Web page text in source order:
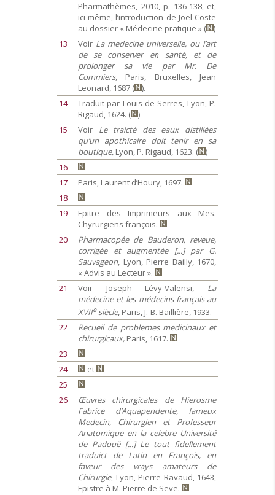
Pharmathèmes, 2010, p. 136-138, et,
ici même, l’introduction de Joël Coste
au dossier « Médecine pratique » (
)
13
Voir La medecine universelle, ou l’art
de se conserver en santé, et de
prolonger sa vie par Mr. De
Commiers, Paris, Bruxelles, Jean
Leonard, 1687 (
).
14
Traduit par Louis de Serres, Lyon, P.
Rigaud, 1624. (
)
15
Voir Le traicté des eaux distillées
qu’un apothicaire doit tenir en sa
boutique, Lyon, P. Rigaud, 1623. (
)
16
17
Paris, Laurent d’Houry, 1697.
18
19
Epitre des Imprimeurs aux Mes.
Chyrurgiens françois.
20
Pharmacopée de Bauderon, reveue,
corrigée et augmentée [...] par G.
Sauvageon, Lyon, Pierre Bailly, 1670,
« Advis au Lecteur ».
21
Voir Joseph Lévy-Valensi, La
médecine et les médecins français au
XVIIesiècle, Paris, J.-B. Baillière, 1933.
22
Recueil de problemes medicinaux et
chirurgicaux, Paris, 1617.
23
24
et
25
26
Œuvres chirurgicales de Hierosme
Fabrice d’Aquapendente, fameux
Medecin, Chirurgien et Professeur
Anatomique en la celebre Université
de Padouë [...] Le tout fidellement
traduict de Latin en François, en
faveur des vrays amateurs de
Chirurgie, Lyon, Pierre Ravaud, 1643,
Epistre à M. Pierre de Seve.